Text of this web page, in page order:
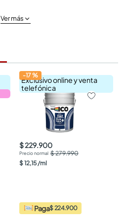
Ver más
Exclusivo online y venta
telefónica
-17%
$ 229.900
$ 279.990
$12,15 /ml
Paga$ 224.900